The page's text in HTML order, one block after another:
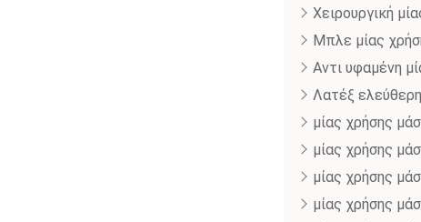
Χειρουργική
Μπλε μίας
Αντι υφαμένη
Λατέξ
μίας χρήσης
μίας χρήσης
μίας χρήσης
μίας χρήσης